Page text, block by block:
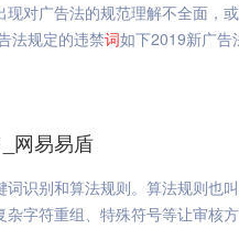
对广告法的规范理解不全面，
法规定的违禁词如下2019新广告
网易易盾
词识别和算法规则。算法规则也
字符重组、特殊符号等让审核